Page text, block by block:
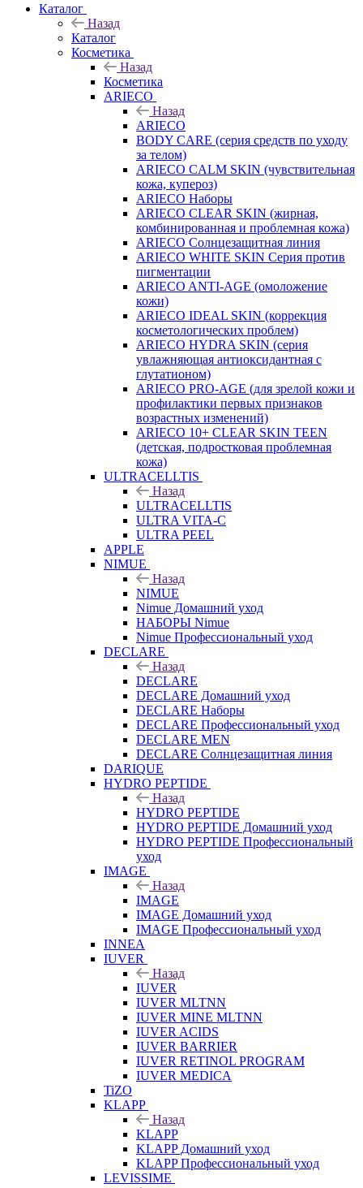
Каталог
Назад
Каталог
Косметика
Назад
Косметика
ARIECO
Назад
ARIECO
BODY CARE (серия средств по уходу
за телом)
ARIECO CALM SKIN (чувствительная
кожа, купероз)
ARIECO Наборы
ARIECO CLEAR SKIN (жирная,
комбинированная и проблемная кожа)
ARIECO Солнцезащитная линия
ARIECO WHITE SKIN Серия против
пигментации
ARIECO ANTI-AGE (омоложение
кожи)
ARIECO IDEAL SKIN (коррекция
косметологических проблем)
ARIECO HYDRA SKIN (серия
увлажняющая антиоксидантная с
глутатионом)
ARIECO PRO-AGE (для зрелой кожи и
профилактики первых признаков
возрастных изменений)
ARIECO 10+ CLEAR SKIN TEEN
(детская, подростковая проблемная
кожа)
ULTRACELLTIS
Назад
ULTRACELLTIS
ULTRA VITA-C
ULTRA PEEL
APPLE
NIMUE
Назад
NIMUE
Nimue Домашний уход
НАБОРЫ Nimue
Nimue Профессиональный уход
DECLARE
Назад
DECLARE
DECLARE Домашний уход
DECLARE Наборы
DECLARE Профессиональный уход
DECLARE MEN
DECLARE Солнцезащитная линия
DARIQUE
HYDRO PEPTIDE
Назад
HYDRO PEPTIDE
HYDRO PEPTIDE Домашний уход
HYDRO PEPTIDE Профессиональный
уход
IMAGE
Назад
IMAGE
IMAGE Домашний уход
IMAGE Профессиональный уход
INNEA
IUVER
Назад
IUVER
IUVER MLTNN
IUVER MINE MLTNN
IUVER ACIDS
IUVER BARRIER
IUVER RETINOL PROGRAM
IUVER MEDICA
TiZO
KLAPP
Назад
KLAPP
KLAPP Домашний уход
KLAPP Профессиональный уход
LEVISSIME